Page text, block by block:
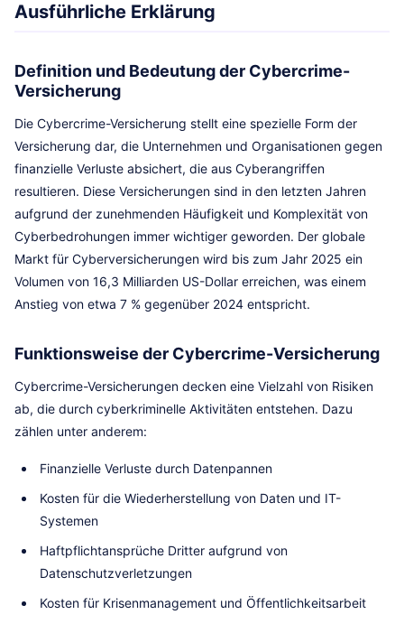
Ausführliche Erklärung
Definition und Bedeutung der Cybercrime-
Versicherung
Die Cybercrime-Versicherung stellt eine spezielle Form der
Versicherung dar, die Unternehmen und Organisationen gegen
finanzielle Verluste absichert, die aus Cyberangriffen
resultieren. Diese Versicherungen sind in den letzten Jahren
aufgrund der zunehmenden Häufigkeit und Komplexität von
Cyberbedrohungen immer wichtiger geworden. Der globale
Markt für Cyberversicherungen wird bis zum Jahr 2025 ein
Volumen von 16,3 Milliarden US-Dollar erreichen, was einem
Anstieg von etwa 7 % gegenüber 2024 entspricht.
Funktionsweise der Cybercrime-Versicherung
Cybercrime-Versicherungen decken eine Vielzahl von Risiken
ab, die durch cyberkriminelle Aktivitäten entstehen. Dazu
zählen unter anderem:
Finanzielle Verluste durch Datenpannen
Kosten für die Wiederherstellung von Daten und IT-
Systemen
Haftpflichtansprüche Dritter aufgrund von
Datenschutzverletzungen
Kosten für Krisenmanagement und Öffentlichkeitsarbeit